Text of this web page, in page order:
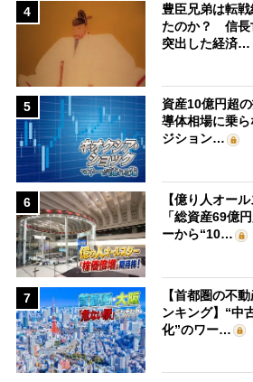
4
豊臣兄弟は転
たのか？ 信長
突出した経済…
5
資産10億円超
導体相場に乗
ジション…
6
【億り人オー
「総資産69億
ーから“10…
7
【首都圏の不
ンキング】“中
化”のワー…